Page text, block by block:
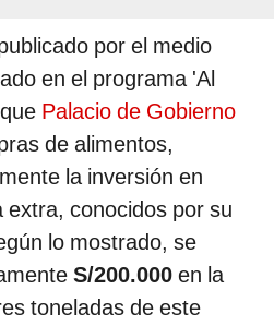
por el medio
en el programa 'Al
Palacio de Gobierno
de alimentos,
la inversión en
conocidos por su
lo mostrado, se
S/200.000 en la
toneladas de este